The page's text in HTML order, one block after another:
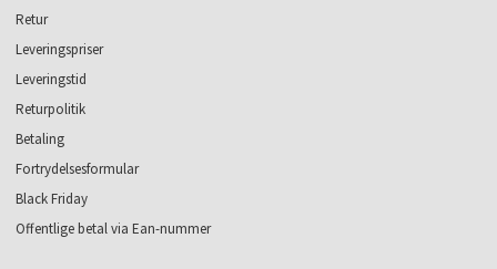
Retur
Leveringspriser
Leveringstid
Returpolitik
Betaling
Fortrydelsesformular
Black Friday
Offentlige betal via Ean-nummer